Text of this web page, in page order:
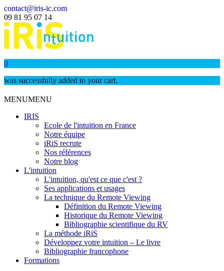
contact@iris-ic.com
09 81 95 07 14
0
was successfully added to your cart.
MENUMENU
IRIS
Ecole de l'intuition en France
Notre équipe
iRiS recrute
Nos références
Notre blog
L'intuition
L'intuition, qu'est ce que c'est ?
Ses applications et usages
La technique du Remote Viewing
Définition du Remote Viewing
Historique du Remote Viewing
Bibliographie scientifique du RV
La méthode iRiS
Développez votre intuition – Le livre
Bibliographie francophone
Formations